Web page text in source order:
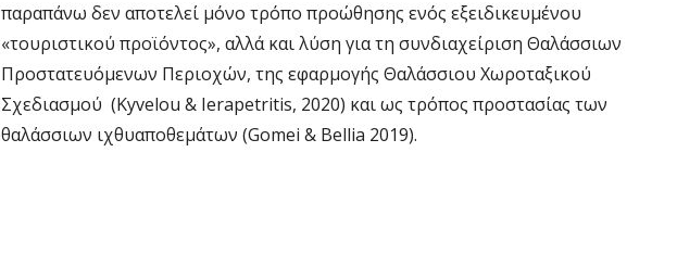
παραπάνω δεν αποτελεί μόνο τρόπο προώθησης ενός εξειδικευμένου
«τουριστικού προϊόντος», αλλά και λύση για τη συνδιαχείριση Θαλάσσιων
Προστατευόμενων Περιοχών, της εφαρμογής Θαλάσσιου Χωροταξικού
Σχεδιασμού (Kyvelou & Ierapetritis, 2020) και ως τρόπος προστασίας των
θαλάσσιων ιχθυαποθεμάτων (Gomei & Bellia 2019).